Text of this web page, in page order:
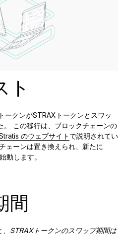
ト
ークンがSTRAXトークンとスワッ
。 この移行は、ブロックチェーンの
のウェブサイト で説明されてい
ェーンは置き換えられ、新たに
動します。
間
STRAXトークンのスワップ期間は